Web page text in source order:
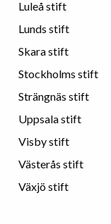
Luleå stift
Lunds stift
Skara stift
Stockholms stift
Strängnäs stift
Uppsala stift
Visby stift
Västerås stift
Växjö stift